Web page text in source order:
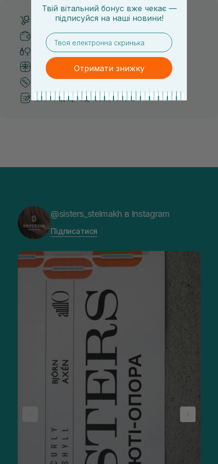
Безкоштовна доставка від 3000 UAH
Безпечні способи оплати
Тільки оригінальна косметика
Система бонусів та лояльності
Рекомендації від косметологів
@sisters_stelmakh в Instagram
Підписатися
Твій вітальний бонус вже чекає —
підписуйся на наші новини!
email
Отримати знижку